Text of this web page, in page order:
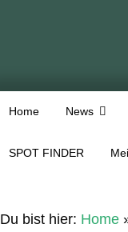
Home News
SPOT FINDER
Du bist hier: Home